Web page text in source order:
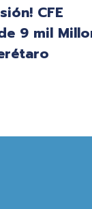
CFE
9 mil